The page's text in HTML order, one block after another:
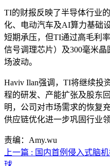
TI的财报反映了半导体行业
化、电动汽车及AI算力基础
短期承压，但TI通过高毛利
信号调理芯片）及300毫米
场波动。
Haviv Ilan强调，TI将继续投
程的研发、产能扩张及股东
明，公司对市场需求的恢复
供应链优化进一步巩固行业领
责编：Amy.wu
上一篇 : 国内首例侵入式脑